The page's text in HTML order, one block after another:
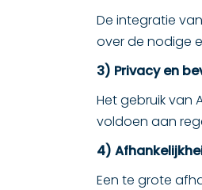
De integratie
over de nodige
3) Privacy en
Het gebruik van
voldoen aan
4)
Een te grote